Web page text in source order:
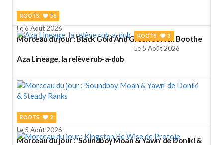
ROOTS 56
Le 6 Août 2026
Morceau du jour : Black Gold And Green de Ken Boothe
ROOTS 3
Le 5 Août 2026
Aza Lineage, la relève rub-a-dub
ROOTS 2
Le 5 Août 2026
Morceau du jour : 'Soundboy Moan & Yawn' de Doniki &